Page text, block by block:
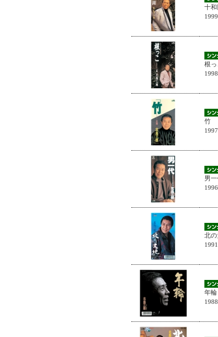
十
根
竹
男
北
年輪